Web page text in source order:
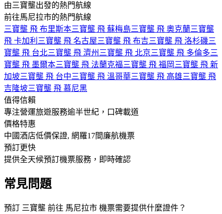
由三寶壟出發的熱門航線
前往馬尼拉市的熱門航線
三寶壟 飛 布里斯本三寶壟 飛 蘇梅島三寶壟 飛 奧克蘭三寶壟
飛 卡加利 三寶壟 飛 名古屋三寶壟 飛 布吉三寶壟 飛 洛杉磯三
寶壟 飛 台北三寶壟 飛 濟州 三寶壟 飛 北京三寶壟 飛 多倫多三
寶壟 飛 墨爾本三寶壟 飛 法蘭克福三寶壟 飛 福岡 三寶壟 飛 新
加坡三寶壟 飛 台中三寶壟 飛 溫哥華三寶壟 飛 高雄三寶壟 飛
吉隆坡三寶壟 飛 慕尼黑
值得信賴
專注營運旅遊服務逾半世紀，口碑載道
價格特惠
中國酒店低價保證, 網羅17間廉航機票
預訂更快
提供全天候預訂機票服務，即時確認
常見問題
預訂 三寶壟 前往 馬尼拉市 機票需要提供什麼證件？